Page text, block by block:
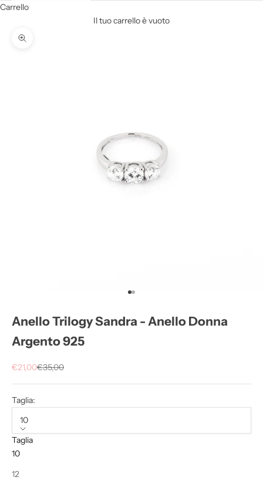
Carrello
Il tuo carrello è vuoto
Ingrandisci immagine
Vai all'articolo 1
Vai all'articolo 2
Anello Trilogy Sandra - Anello Donna
Argento 925
Prezzo scontato
€21,00Prezzo
€35,00
Taglia:
10
Taglia
10
12